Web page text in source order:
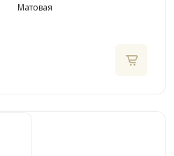
Матовая